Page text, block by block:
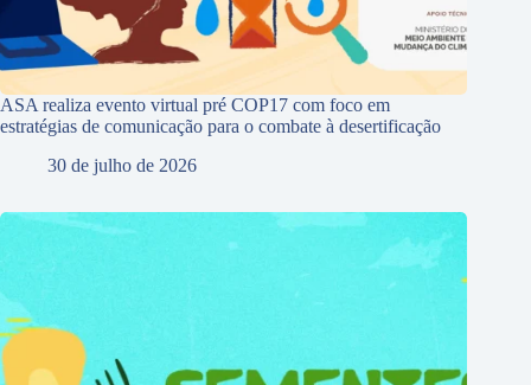
ASA realiza evento virtual pré COP17 com foco em
estratégias de comunicação para o combate à desertificação
30 de julho de 2026